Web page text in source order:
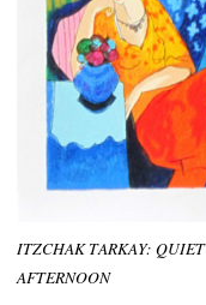
ITZCHAK TARKAY: QUIET
AFTERNOON